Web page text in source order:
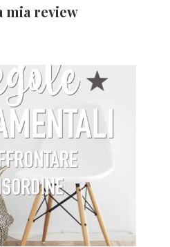
mia review